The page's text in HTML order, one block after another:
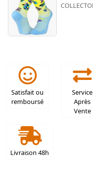
Satisfait ou
remboursé
Service
Après
Vente
Livraison 48h